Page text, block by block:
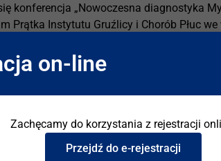
konferencja „Nowoczesna diagnostyka
Prątka Instytutu Gruźlicy i Chorób Płuc we
dyskutowali o najnowszych trendach w
oraz intensywne warsztaty praktyczne
diagnostycznych WHO, nowoczesnych
lekooporności prątków.
prof. Ewy Augustynowicz-Kopeć,
on-line
Zachęcamy do korzystania z rejestracji
Przejdź do e-rejestracji